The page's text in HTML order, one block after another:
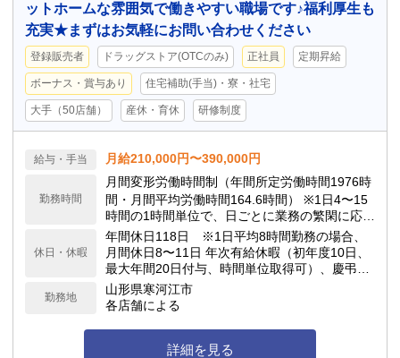
ットホームな雰囲気で働きやすい職場です♪福利厚生も
充実★まずはお気軽にお問い合わせください
登録販売者 ドラッグストア(OTCのみ) 正社員 定期昇給
ボーナス・賞与あり 住宅補助(手当)・寮・社宅
大手（50店舗） 産休・育休 研修制度
給与・手当 月給210,000円〜390,000円
勤務時間
月間変形労働時間制（年間所定労働時間1976時
間・月間平均労働時間164.6時間） ※1日4〜15
時間の1時間単位で、日ごとに業務の繁閑に応じ
て勤務時間を設定します。
休日・休暇
年間休日118日 ※1日平均8時間勤務の場合、
月間休日8〜11日 年次有給休暇（初年度10日、
最大年間20日付与、時間単位取得可）、慶弔休
暇、子の看護休暇、介護休暇 他
勤務地
山形県寒河江市
各店舗による
詳細を見る